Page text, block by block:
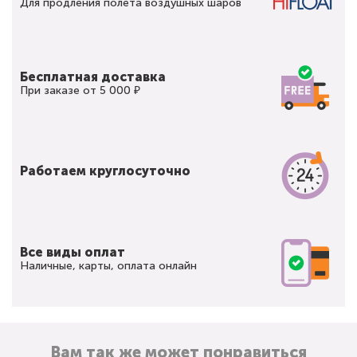
Для продления полета воздушных шаров
Бесплатная доставка
При заказе от 5 000 ₽
Работаем круглосуточно
Все виды оплат
Наличные, карты, оплата онлайн
Вам так же может понравиться